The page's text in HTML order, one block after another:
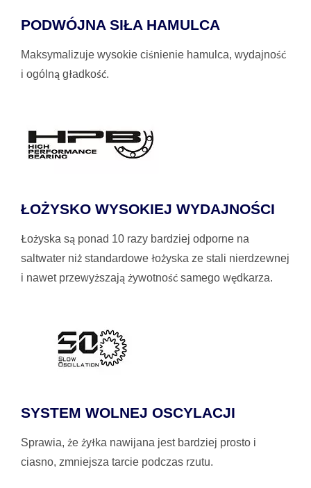
PODWÓJNA SIŁA HAMULCA
Maksymalizuje wysokie ciśnienie hamulca, wydajność
i ogólną gładkość.
ŁOŻYSKO WYSOKIEJ WYDAJNOŚCI
Łożyska są ponad 10 razy bardziej odporne na
saltwater niż standardowe łożyska ze stali nierdzewnej
i nawet przewyższają żywotność samego wędkarza.
SYSTEM WOLNEJ OSCYLACJI
Sprawia, że żyłka nawijana jest bardziej prosto i
ciasno, zmniejsza tarcie podczas rzutu.